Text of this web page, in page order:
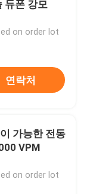
듀폰 강모
on order lot
연락처
가능한 전동
VPM
on order lot